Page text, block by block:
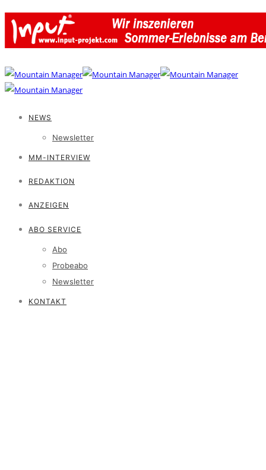
NEWS
Newsletter
MM-INTERVIEW
REDAKTION
ANZEIGEN
ABO SERVICE
Abo
Probeabo
Newsletter
KONTAKT